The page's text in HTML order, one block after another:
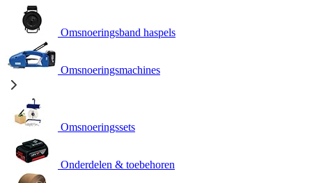
Omsnoeringsband haspels
Omsnoeringsmachines
Omsnoeringssets
Onderdelen & toebehoren